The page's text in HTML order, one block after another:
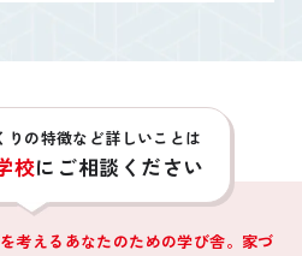
りの特徴など詳しいことは
校にご相談ください
考えるあなたのための学び舎。家づ